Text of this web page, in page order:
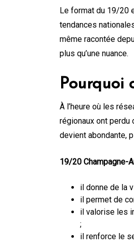
Le format du 19/20
tendances
même racontée
plus qu’une nuance.
Pourquoi
À l’heure où les
régionaux ont perdu
devient abondante,
19/20 Champagne-
il donne de la
il permet de
il valorise les
;
il renforce le